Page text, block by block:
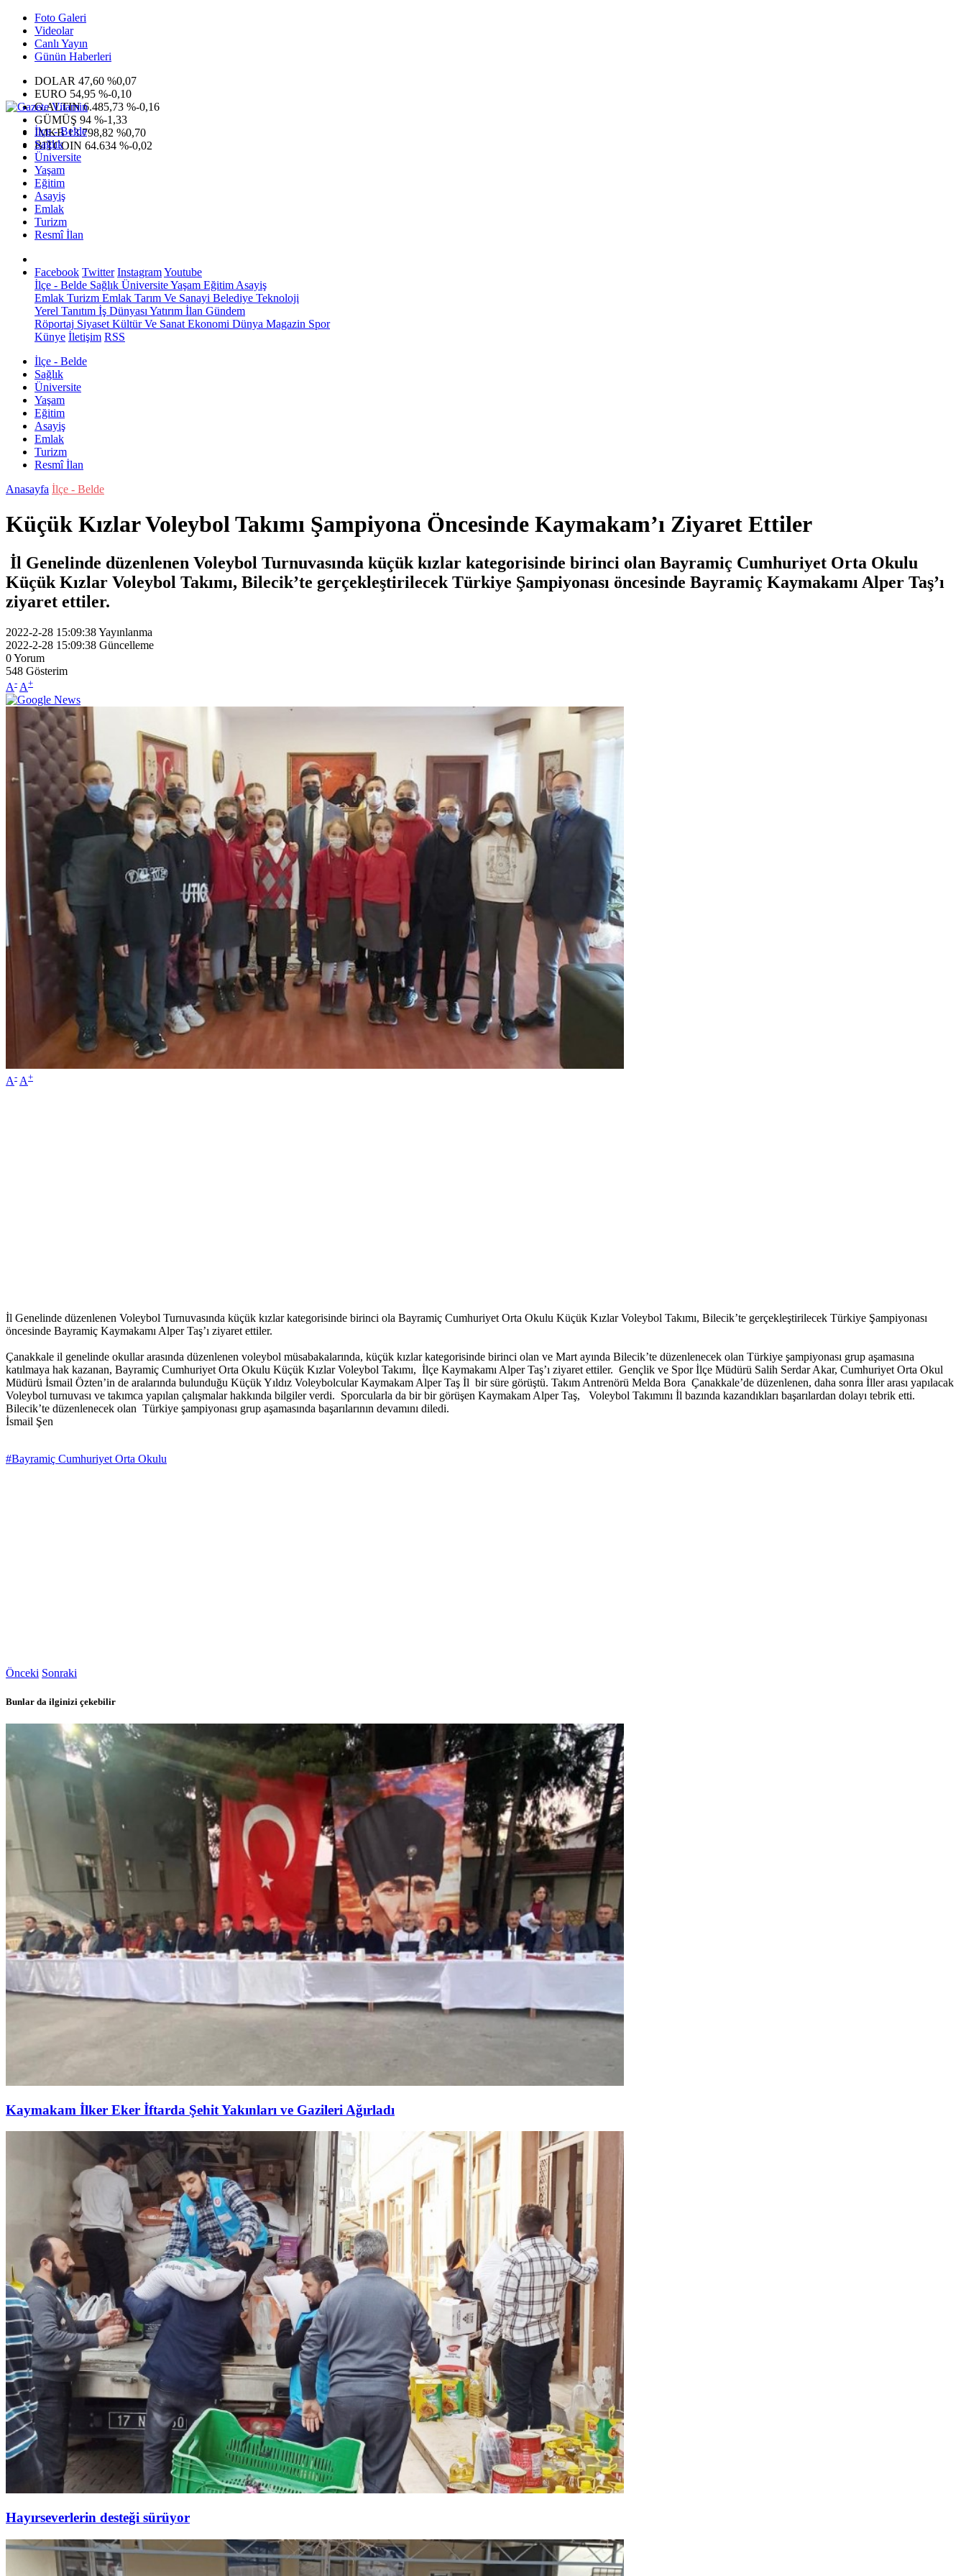
Foto Galeri
Videolar
Canlı Yayın
Günün Haberleri
DOLAR 47,60 %0,07
EURO 54,95 %-0,10
G.ALTIN6.485,73 %-0,16
GÜMÜŞ 94 %-1,33
IMKB13.798,82 %0,70
BITCOIN 64.634 %-0,02
İlçe - Belde
Sağlık
Üniversite
Yaşam
Eğitim
Asayiş
Emlak
Turizm
Resmî İlan
Facebook Twitter InstagramYoutube
İlçe - Belde Sağlık ÜniversiteYaşam Eğitim Asayiş
Emlak Turizm Emlak Tarım Ve Sanayi Belediye Teknoloji
Yerel Tanıtım İş Dünyası Yatırım İlan Gündem
Röportaj Siyaset Kültür Ve Sanat Ekonomi Dünya Magazin Spor
Künye İletişim RSS
İlçe - Belde
Sağlık
Üniversite
Yaşam
Eğitim
Asayiş
Emlak
Turizm
Resmî İlan
Anasayfa İlçe - Belde
Küçük Kızlar Voleybol Takımı Şampiyona Öncesinde Kaymakam’ı Ziyaret Ettiler
İl Genelinde düzenlenen Voleybol Turnuvasında küçük kızlar kategorisinde birinci olan Bayramiç Cumhuriyet Orta Okulu
Küçük Kızlar Voleybol Takımı, Bilecik’te gerçekleştirilecek Türkiye Şampiyonası öncesinde Bayramiç Kaymakamı Alper Taş’ı
ziyaret ettiler.
2022-2-28 15:09:38Yayınlanma
2022-2-28 15:09:38 Güncelleme
0Yorum
548 Gösterim
A- A+
A- A+
İl Genelinde düzenlenen Voleybol Turnuvasında küçük kızlar kategorisinde birinci ola Bayramiç Cumhuriyet Orta Okulu Küçük Kızlar Voleybol Takımı, Bilecik’te gerçekleştirilecek Türkiye Şampiyonası
öncesinde Bayramiç Kaymakamı Alper Taş’ı ziyaret ettiler.
Çanakkale il genelinde okullar arasında düzenlenen voleybol müsabakalarında, küçük kızlar kategorisinde birinci olan ve Mart ayında Bilecik’te düzenlenecek olan Türkiye şampiyonası grup aşamasına
katılmaya hak kazanan, Bayramiç Cumhuriyet Orta Okulu Küçük Kızlar Voleybol Takımı, İlçe Kaymakamı Alper Taş’ı ziyaret ettiler. Gençlik ve Spor İlçe Müdürü Salih Serdar Akar, Cumhuriyet Orta Okul
Müdürü İsmail Özten’in de aralarında bulunduğu Küçük Yıldız Voleybolcular Kaymakam Alper Taş İl bir süre görüştü. Takım Antrenörü Melda Bora Çanakkale’de düzenlenen, daha sonra İller arası yapılacak
Voleybol turnuvası ve takımca yapılan çalışmalar hakkında bilgiler verdi. Sporcularla da bir bir görüşen Kaymakam Alper Taş, Voleybol Takımını İl bazında kazandıkları başarılardan dolayı tebrik etti.
Bilecik’te düzenlenecek olan Türkiye şampiyonası grup aşamasında başarılarının devamını diledi.
İsmail Şen
#Bayramiç Cumhuriyet Orta Okulu
Önceki Sonraki
Bunlar da ilginizi çekebilir
Kaymakam İlker Eker İftarda Şehit Yakınları ve Gazileri Ağırladı
Hayırseverlerin desteği sürüyor